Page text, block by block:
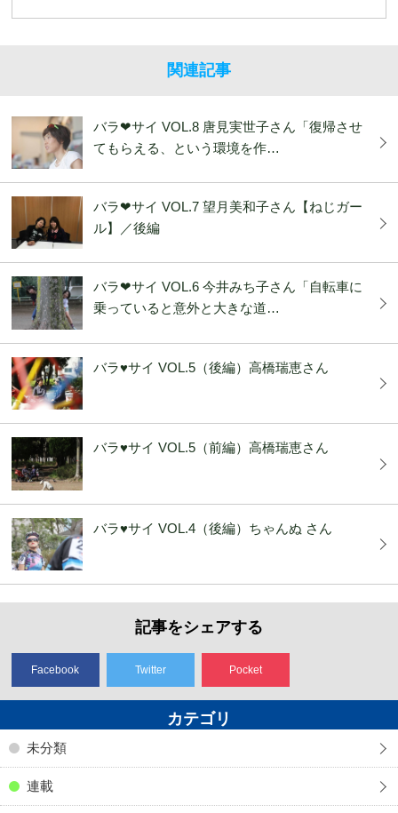
関連記事
バラ❤︎サイ VOL.8 唐見実世子さん「復帰させ
てもらえる、という環境を作…
バラ❤︎サイ VOL.7 望月美和子さん【ねじガー
ル】／後編
バラ❤︎サイ VOL.6 今井みち子さん「自転車に
乗っていると意外と大きな道…
バラ♥サイ VOL.5（後編）高橋瑞恵さん
バラ♥サイ VOL.5（前編）高橋瑞恵さん
バラ♥サイ VOL.4（後編）ちゃんぬ さん
記事をシェアする
Facebook Twitter Pocket
カテゴリ
未分類
連載